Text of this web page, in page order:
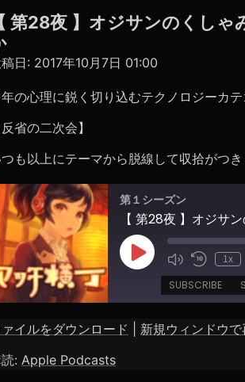
【 第28夜 】オジサンのくし
日: 2017年10月7日 01:00
の心理に鋭く切り込むテクノロジーカ
反省の二次会】
も以上にテーマから脱線して収拾がつ
第１シーズン
Play
Episode
1x
SUBSCRIBE
Apple Podcasts
RSS FEED
SHARE
LINK
イルをダウンロード
新規ウィンドウで
: Apple Podcasts